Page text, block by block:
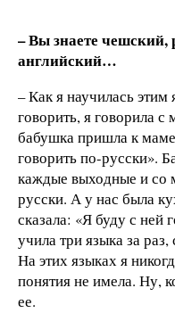
– Вы знаете чешский,
английский…
– Как я научилась этим
говорить, я говорила
бабушка пришла к
говорить по-русски».
каждые выходные и со
русски. А у нас была
сказала: «Я буду с ней
учила три языка за
На этих языках я
понятия не имела. Ну,
ее.